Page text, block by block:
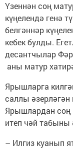
Үзеннән соң
күңелендә генә
белгәннәр
кебек булды.
десантчылар
аны матур
Ярышларга
саллы әзерләгән
Ярышлардан соң
итеп чәй табыны
– Илгиз куанып